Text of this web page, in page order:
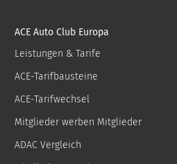
ACE Auto Club Europa
Leistungen & Tarife
ACE-Tarifbausteine
ACE-Tarifwechsel
Mitglieder werben Mitglieder
ADAC Vergleich